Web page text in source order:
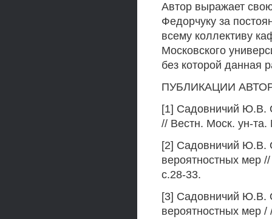
Автор выражает
Федорчуку за
всему коллективу
Московского
без которой данная
ПУБЛИКАЦИИ
[1] Садовничий Ю.В.
// Вестн. Моск. ун-
[2] Садовничий Ю.В.
вероятностных мер
с.28-33.
[3] Садовничий Ю.В.
вероятностных мер